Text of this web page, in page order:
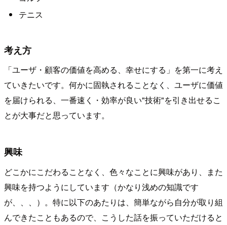
テニス
考え方
「ユーザ・顧客の価値を高める、幸せにする」を第一に考え
ていきたいです。何かに固執されることなく、ユーザに価値
を届けられる、一番速く・効率が良い"技術"を引き出せるこ
とが大事だと思っています。
興味
どこかにこだわることなく、色々なことに興味があり、また
興味を持つようにしています（かなり浅めの知識です
が、、、）。特に以下のあたりは、簡単ながら自分が取り組
んできたこともあるので、こうした話を振っていただけると